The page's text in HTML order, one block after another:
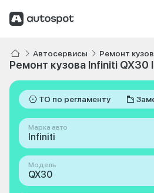
Автосервисы Ремонт
Ремонт кузова Infiniti QX30
ТО по регламенту
Марка авто
Infiniti
Модель
QX30